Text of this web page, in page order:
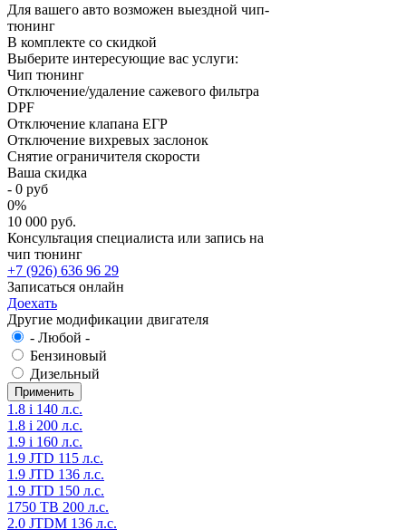
Для вашего авто возможен выездной чип-
тюнинг
В комплекте со скидкой
Выберите интересующие вас услуги:
Чип тюнинг
Отключение/удаление сажевого фильтра
DPF
Отключение клапана ЕГР
Отключение вихревых заслонок
Снятие ограничителя скорости
Ваша скидка
- 0 руб
0%
10 000 руб.
Консультация специалиста или запись на
чип тюнинг
+7 (926) 636 96 29
Записаться онлайн
Доехать
Другие модификации двигателя
- Любой -
Бензиновый
Дизельный
1.8 i 140 л.с.
1.8 i 200 л.с.
1.9 i 160 л.с.
1.9 JTD 115 л.с.
1.9 JTD 136 л.с.
1.9 JTD 150 л.с.
1750 TB 200 л.с.
2.0 JTDM 136 л.с.